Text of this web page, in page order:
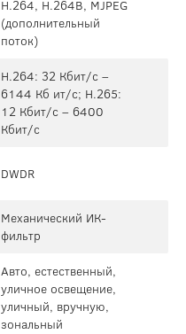
H.264, H.264B, MJPEG
(дополнительный
поток)
H.264: 32 Кбит/с –
6144 Кб ит/с; H.265:
12 Кбит/с – 6400
Кбит/с
DWDR
Механический ИК-
фильтр
Авто, естественный,
уличное освещение,
уличный, вручную,
зональный